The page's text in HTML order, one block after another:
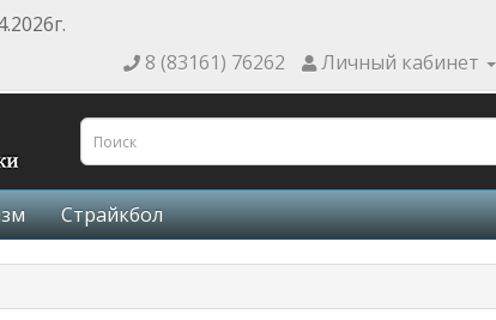
8 (83161) 76262
Личный кабинет
Страйкбол